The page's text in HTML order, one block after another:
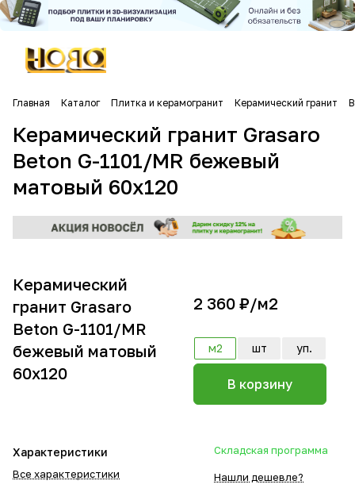
Главная Каталог Плитка и керамогранит Керамический гранит
Керамический гранит Grasaro
Beton G-1101/MR бежевый
матовый 60х120
Керамический
гранит Grasaro
Beton G-1101/MR
бежевый матовый
60х120
Характеристики
Все характеристики
2 360 ₽/м2
м2 шт уп.
В корзину
Складская программа
Нашли дешевле?